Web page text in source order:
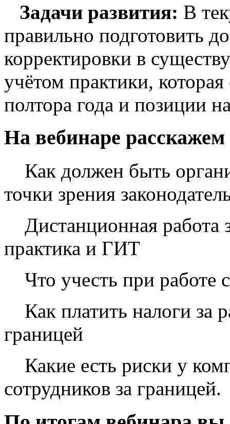
Задачи развития: В
правильно подготовить
корректировки в
учётом практики,
полтора года и позиции
На вебинаре расскажем
Как должен быть
точки зрения
Дистанционная работа
практика и ГИТ
Что учесть при работе
Как платить налоги за
границей
Какие есть риски у
сотрудников за границей.